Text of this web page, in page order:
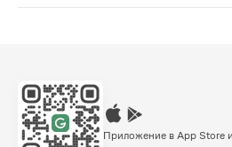
Приложение в App Store